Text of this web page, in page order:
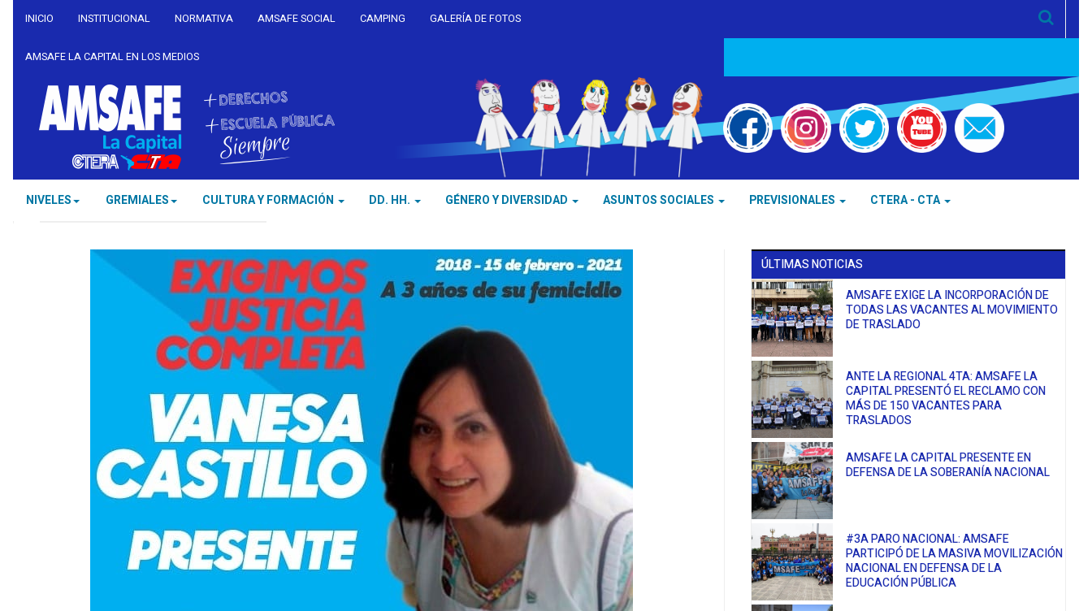
INICIO INSTITUCIONAL NORMATIVA AMSAFE SOCIAL CAMPING GALERÍA DE FOTOS
AMSAFE LA CAPITAL EN LOS MEDIOS
NIVELES GREMIALES CULTURA Y FORMACIÓN DD. HH. GÉNERO Y DIVERSIDAD ASUNTOS SOCIALES PREVISIONALES CTERA - CTA
ÚLTIMAS NOTICIAS
AMSAFE EXIGE LA INCORPORACIÓN DE
TODAS LAS VACANTES AL MOVIMIENTO
DE TRASLADO
ANTE LA REGIONAL 4TA: AMSAFE LA
CAPITAL PRESENTÓ EL RECLAMO CON
MÁS DE 150 VACANTES PARA
TRASLADOS
AMSAFE LA CAPITAL PRESENTE EN
DEFENSA DE LA SOBERANÍA NACIONAL
#3A PARO NACIONAL: AMSAFE
PARTICIPÓ DE LA MASIVA MOVILIZACIÓN
NACIONAL EN DEFENSA DE LA
EDUCACIÓN PÚBLICA